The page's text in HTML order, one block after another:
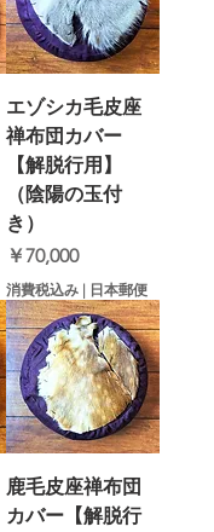
エゾシカ毛皮座
禅布団カバー
【解脱行用】
（陰陽の玉付
き）
価格
￥70,000
消費税込み| 日本郵便
鹿毛皮座禅布団
カバー【解脱行